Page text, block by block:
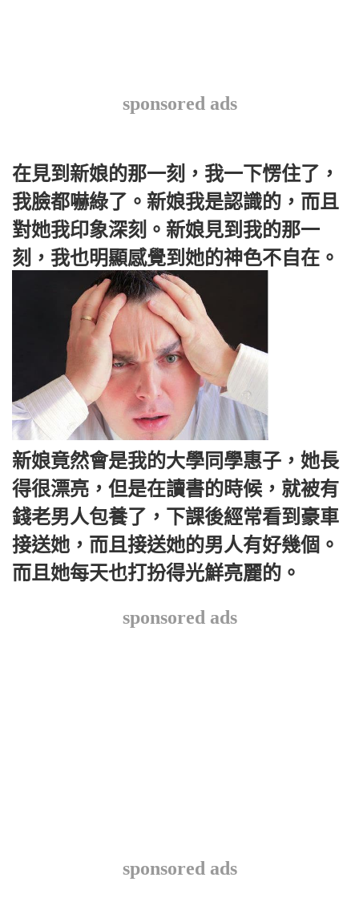
sponsored ads
在見到新娘的那一刻，我一下愣住了，
我臉都嚇綠了。新娘我是認識的，而且
對她我印象深刻。新娘見到我的那一
刻，我也明顯感覺到她的神色不自在。
新娘竟然會是我的大學同學惠子，她長
得很漂亮，但是在讀書的時候，就被有
錢老男人包養了，下課後經常看到豪車
接送她，而且接送她的男人有好幾個。
而且她每天也打扮得光鮮亮麗的。
sponsored ads
sponsored ads